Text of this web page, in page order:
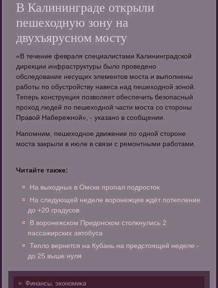
В Калининграде открыли
пешеходную зону на
двухъярусном мосту
«В течение февраля специалистами Калининградской
дирекции инфраструктуры было проведено
обследование несущих элементов моста и выполнены
работы по обустройству навеса над пешеходной зоной.
Теперь конструкция позволяет обеспечить безопасный
проход людей по пешеходной части моста со стороны
Правой Набережной», - указано в сообщении.
Напомним, пешеходное движение по одной стороне
моста закрыли в июле в связи с ремонтными работами.
Читайте также:
На выходных в Омске пропал подросток
На следующей неделе воронежцев ждёт потепление
до +20 градусов
В воронежском Придонском столкнулись 2
пассажирских автобуса
Тепло вернется на Кубань на предстоящей неделе -
до 25 выше нуля
Финансы, экономика